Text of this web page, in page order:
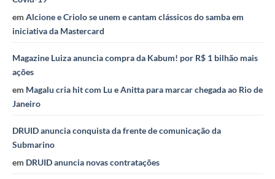
em Alcione e Criolo se unem e cantam clássicos do samba em
iniciativa da Mastercard
Magazine Luiza anuncia compra da Kabum! por R$ 1 bilhão mais
ações
em Magalu cria hit com Lu e Anitta para marcar chegada ao Rio de
Janeiro
DRUID anuncia conquista da frente de comunicação da
Submarino
em DRUID anuncia novas contratações